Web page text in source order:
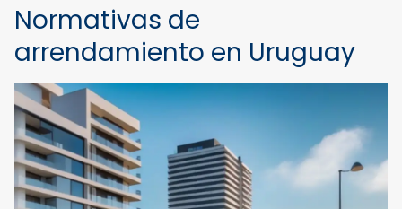
Normativas de
arrendamiento en Uruguay